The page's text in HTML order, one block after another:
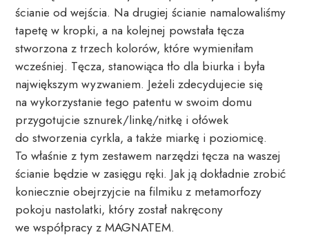
ścianie od wejścia. Na drugiej ścianie namalowaliśmy
tapetę w kropki, a na kolejnej powstała tęcza
stworzona z trzech kolorów, które wymieniłam
wcześniej. Tęcza, stanowiąca tło dla biurka i była
największym wyzwaniem. Jeżeli zdecydujecie się
na wykorzystanie tego patentu w swoim domu
przygotujcie sznurek/linkę/nitkę i ołówek
do stworzenia cyrkla, a także miarkę i poziomicę.
To właśnie z tym zestawem narzędzi tęcza na waszej
ścianie będzie w zasięgu ręki. Jak ją dokładnie zrobić
koniecznie obejrzyjcie na filmiku z metamorfozy
pokoju nastolatki, który został nakręcony
we współpracy z MAGNATEM.